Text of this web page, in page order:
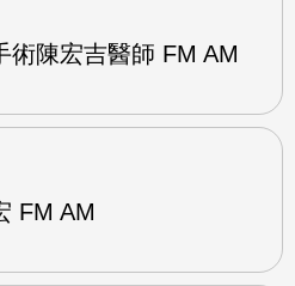
術陳宏吉醫師 FM AM
FM AM